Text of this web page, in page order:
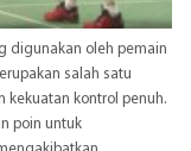
digunakan oleh pemain
salah satu
kekuatan kontrol penuh.
poin untuk